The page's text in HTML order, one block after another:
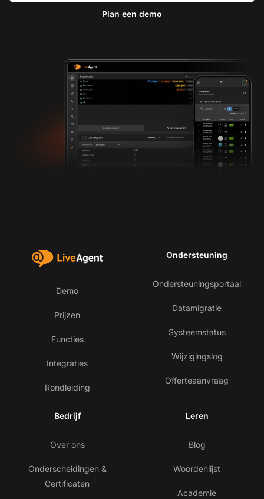
Plan een demo
Demo
Prijzen
Functies
Integraties
Rondleiding
Ondersteuning
Ondersteuningsportaal
Datamigratie
Systeemstatus
Wijzigingslog
Offerteaanvraag
Bedrijf
Over ons
Onderscheidingen &
Certificaten
Leren
Blog
Woordenlijst
Academie